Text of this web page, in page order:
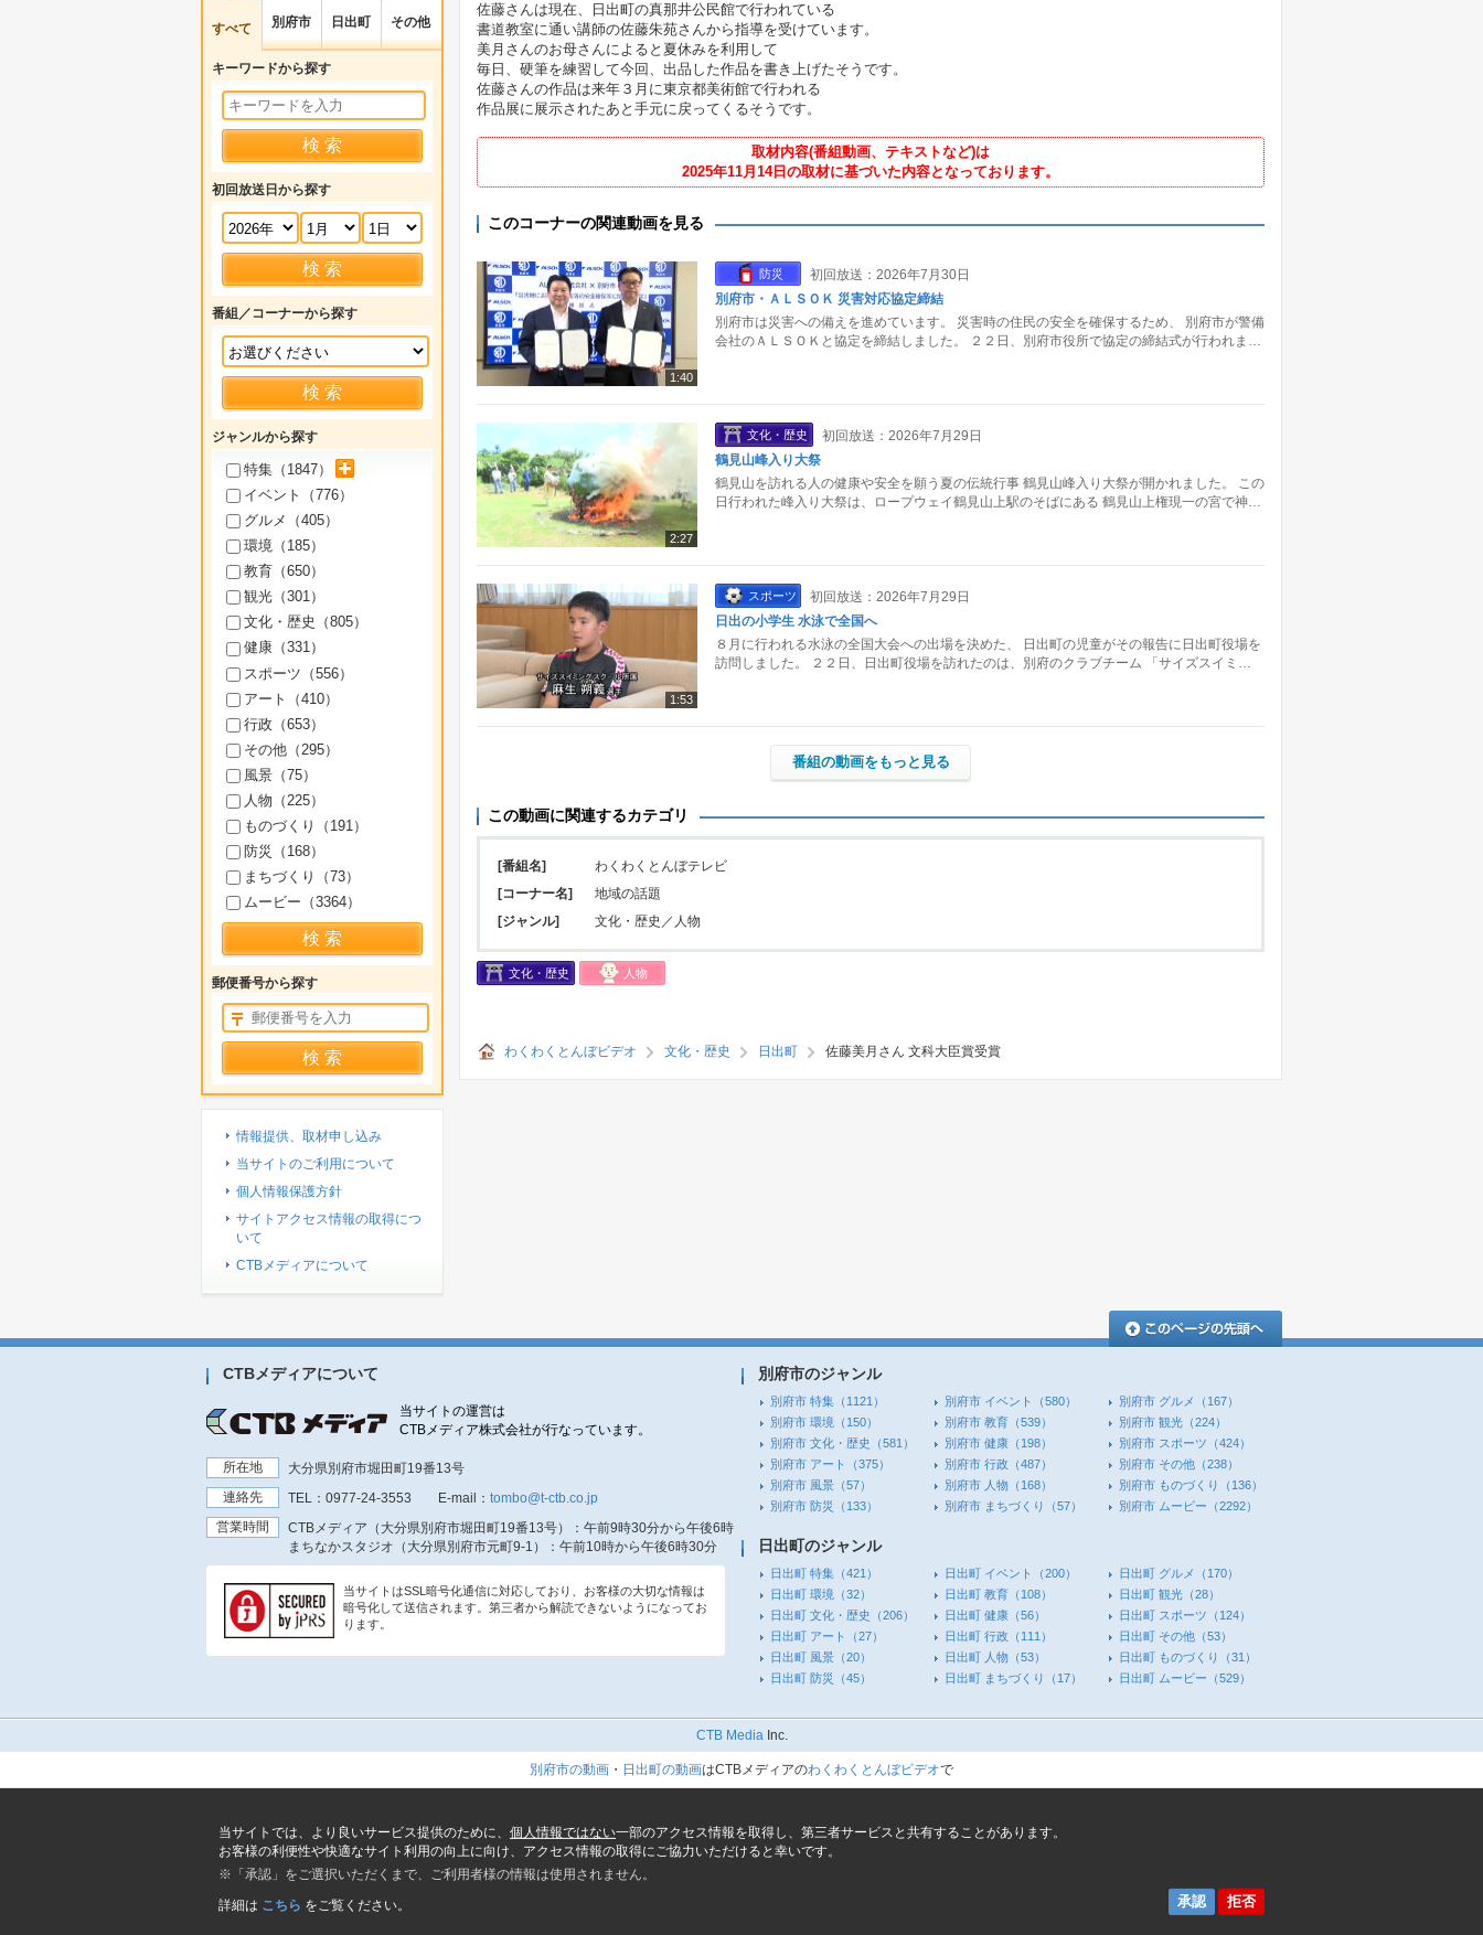
佐藤さんは現在、日出町の真那井公民館で行われている
書道教室に通い講師の佐藤朱苑さんから指導を受けています。
美月さんのお母さんによると夏休みを利用して
毎日、硬筆を練習して今回、出品した作品を書き上げたそうです。
佐藤さんの作品は来年３月に東京都美術館で行われる
作品展に展示されたあと手元に戻ってくるそうです。
取材内容(番組動画、テキストなど)は
2025年11月14日の取材に基づいた内容となっております。
このコーナーの関連動画を見る
1:40
防災
初回放送：2026年7月30日
別府市・ＡＬＳＯＫ 災害対応協定締結
別府市は災害への備えを進めています。 災害時の住民の安全を確保するため、 別府市が警備
会社のＡＬＳＯＫと協定を締結しました。 ２２日、別府市役所で協定の締結式が行われま…
2:27
文化・歴史
初回放送：2026年7月29日
鶴見山峰入り大祭
鶴見山を訪れる人の健康や安全を願う夏の伝統行事 鶴見山峰入り大祭が開かれました。 この
日行われた峰入り大祭は、ロープウェイ鶴見山上駅のそばにある 鶴見山上権現一の宮で神…
1:53
スポーツ
初回放送：2026年7月29日
日出の小学生 水泳で全国へ
８月に行われる水泳の全国大会への出場を決めた、 日出町の児童がその報告に日出町役場を
訪問しました。 ２２日、日出町役場を訪れたのは、別府のクラブチーム 「サイズスイミ…
番組の動画をもっと見る
この動画に関連するカテゴリ
[番組名]
わくわくとんぼテレビ
[コーナー名]
地域の話題
[ジャンル]
文化・歴史／人物
文化・歴史 人物
わくわくとんぼビデオ 文化・歴史 日出町 佐藤美月さん 文科大臣賞受賞
すべて 別府市 日出町 その他
キーワードから探す
初回放送日から探す
番組／コーナーから探す
ジャンルから探す
特集（ 1847）
イベント（776）
グルメ（405）
環境（ 185）
教育（650）
観光（301）
文化・歴史（805）
健康（331）
スポーツ（556）
アート（410）
行政（653）
その他（ 295）
風景（75）
人物（ 225）
ものづくり（ 191 ）
防災（ 168）
まちづくり（73）
ムービー（3364）
郵便番号から探す
情報提供、取材申し込み
当サイトのご利用について
個人情報保護方針
サイトアクセス情報の取得につ
いて
CTBメディアについて
CTBメディアについて
当サイトの運営は
CTBメディア株式会社が行なっています。
所在地
大分県別府市堀田町19番13号
連絡先
TEL： 0977-24-3553 E-mail： tombo@t-ctb.co.jp
営業時間
CTBメディア（大分県別府市堀田町19番13号）
：午前9時30分から午後6時
まちなかスタジオ（大分県別府市元町9-1）
：午前10時から午後6時30分
当サイトはSSL暗号化通信に対応しており、お客様の大切な情報は
暗号化して送信されます。第三者から解読できないようになってお
ります。
別府市のジャンル
別府市 特集 （1121） 別府市 イベント （580） 別府市 グルメ
（167）
別府市 環境 （150） 別府市 教育 （539） 別府市 観光 （224）
別府市 文化・歴史 （581） 別府市 健康 （198） 別府市 スポーツ （424）
別府市 アート
（375） 別府市 行政 （487） 別府市 その他 （238）
別府市 風景 （57） 別府市 人物 （168） 別府市 ものづくり
（136）
別府市 防災
（133） 別府市 まちづくり （57） 別府市 ムービー （2292）
日出町のジャンル
日出町 特集 （421） 日出町 イベント （200） 日出町 グルメ
（170）
日出町 環境 （32） 日出町 教育 （108） 日出町 観光 （28）
日出町 文化・歴史 （206） 日出町 健康 （56） 日出町 スポーツ （124）
日出町 アート
（27） 日出町 行政 （111） 日出町 その他 （53）
日出町 風景 （20） 日出町 人物 （53） 日出町 ものづくり
（31）
日出町 防災
（45） 日出町 まちづくり （17） 日出町 ムービー （529）
CTB MediaInc.
別府市の動画 ・ 日出町の動画はCTBメディアのわくわくとんぼビデオで
当サイトでは、より良いサービス提供のために、 個人情報ではない一部のアクセス情報を取得し、第三者サービスと共有することがあります。
お客様の利便性や快適なサイト利用の向上に向け、アクセス情報の取得にご協力いただけると幸いです。
※「承認」をご選択いただくまで、ご利用者様の情報は使用されません。
詳細は こちら をご覧ください。